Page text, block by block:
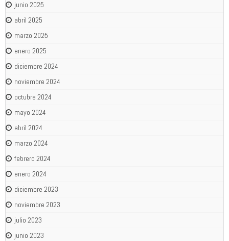
junio 2025
abril 2025
marzo 2025
enero 2025
diciembre 2024
noviembre 2024
octubre 2024
mayo 2024
abril 2024
marzo 2024
febrero 2024
enero 2024
diciembre 2023
noviembre 2023
julio 2023
junio 2023